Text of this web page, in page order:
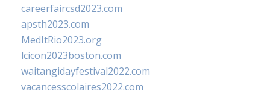
careerfaircsd2023.com
apsth2023.com
MedItRio2023.org
lcicon2023boston.com
waitangidayfestival2022.com
vacancesscolaires2022.com